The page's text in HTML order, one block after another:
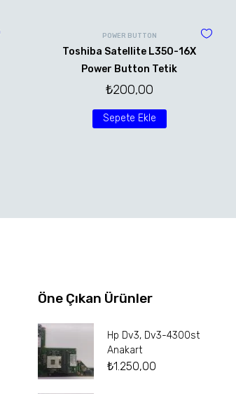
POWER BUTTON
Toshiba Satellite L350-16X
Power Button Tetik
₺200,00
Sepete Ekle
Öne Çıkan Ürünler
Hp Dv3, Dv3-4300st
Anakart
₺1.250,00